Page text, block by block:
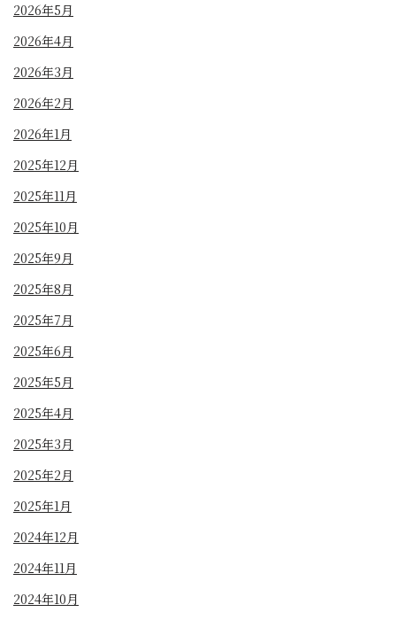
2026年5月
2026年4月
2026年3月
2026年2月
2026年1月
2025年12月
2025年11月
2025年10月
2025年9月
2025年8月
2025年7月
2025年6月
2025年5月
2025年4月
2025年3月
2025年2月
2025年1月
2024年12月
2024年11月
2024年10月